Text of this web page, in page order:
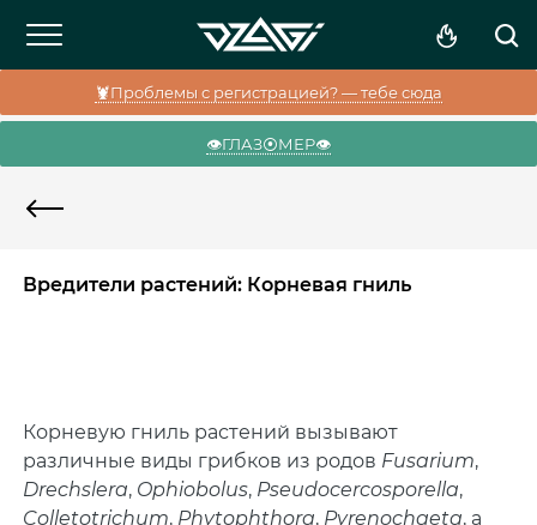
🦞Проблемы с регистрацией? — тебе сюда
👁️ГЛАЗ⦿МЕР👁️
Вредители растений: Корневая гниль
Корневую гниль растений вызывают
различные виды грибков из родов Fusarium,
Drechslera, Ophiobolus, Pseudocercosporella,
Colletotrichum, Phytophthora, Pyrenochaeta, а